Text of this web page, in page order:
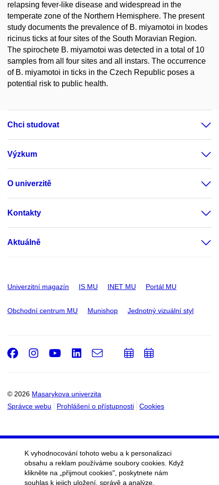
relapsing fever-like disease and widespread in the
temperate zone of the Northern Hemisphere. The present
study documents the prevalence of B. miyamotoi in Ixodes
ricinus ticks at four sites of the South Moravian Region.
The spirochete B. miyamotoi was detected in a total of 10
samples from all four sites and all instars. The occurrence
of B. miyamotoi in ticks in the Czech Republic poses a
potential risk to public health.
Chci studovat
Výzkum
O univerzitě
Kontakty
Aktuálně
Univerzitní magazín IS MU INET MU Portál MU
Obchodní centrum MU Munishop Jednotný vizuální styl
© 2026 Masarykova univerzita
Správce webu
Prohlášení o přístupnosti Cookies
Facebook
Instagram
Youtube
LinkedIn
e-
PřidatPřidat
K vyhodnocování tohoto webu a k personalizaci
obsahu a reklam používáme soubory cookies. Když
klikněte na „přijmout cookies", poskytnete nám
souhlas k jejich uložení, správě a analýze.